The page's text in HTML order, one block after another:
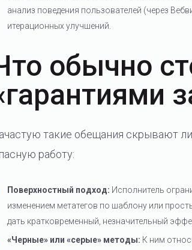
анализ поведения пользователей (через
итерационных улучшений.
обычно
такие обещания скрывают
работу:
Поверхностный подход: Исполнитель
изменением метатегов по шаблону или
дать кратковременный, незначительный
«Черные» или «серые» методы: К ним